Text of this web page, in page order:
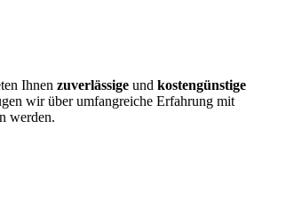
Ihnen zuverlässige und kostengünstige
wir über umfangreiche Erfahrung mit
werden.